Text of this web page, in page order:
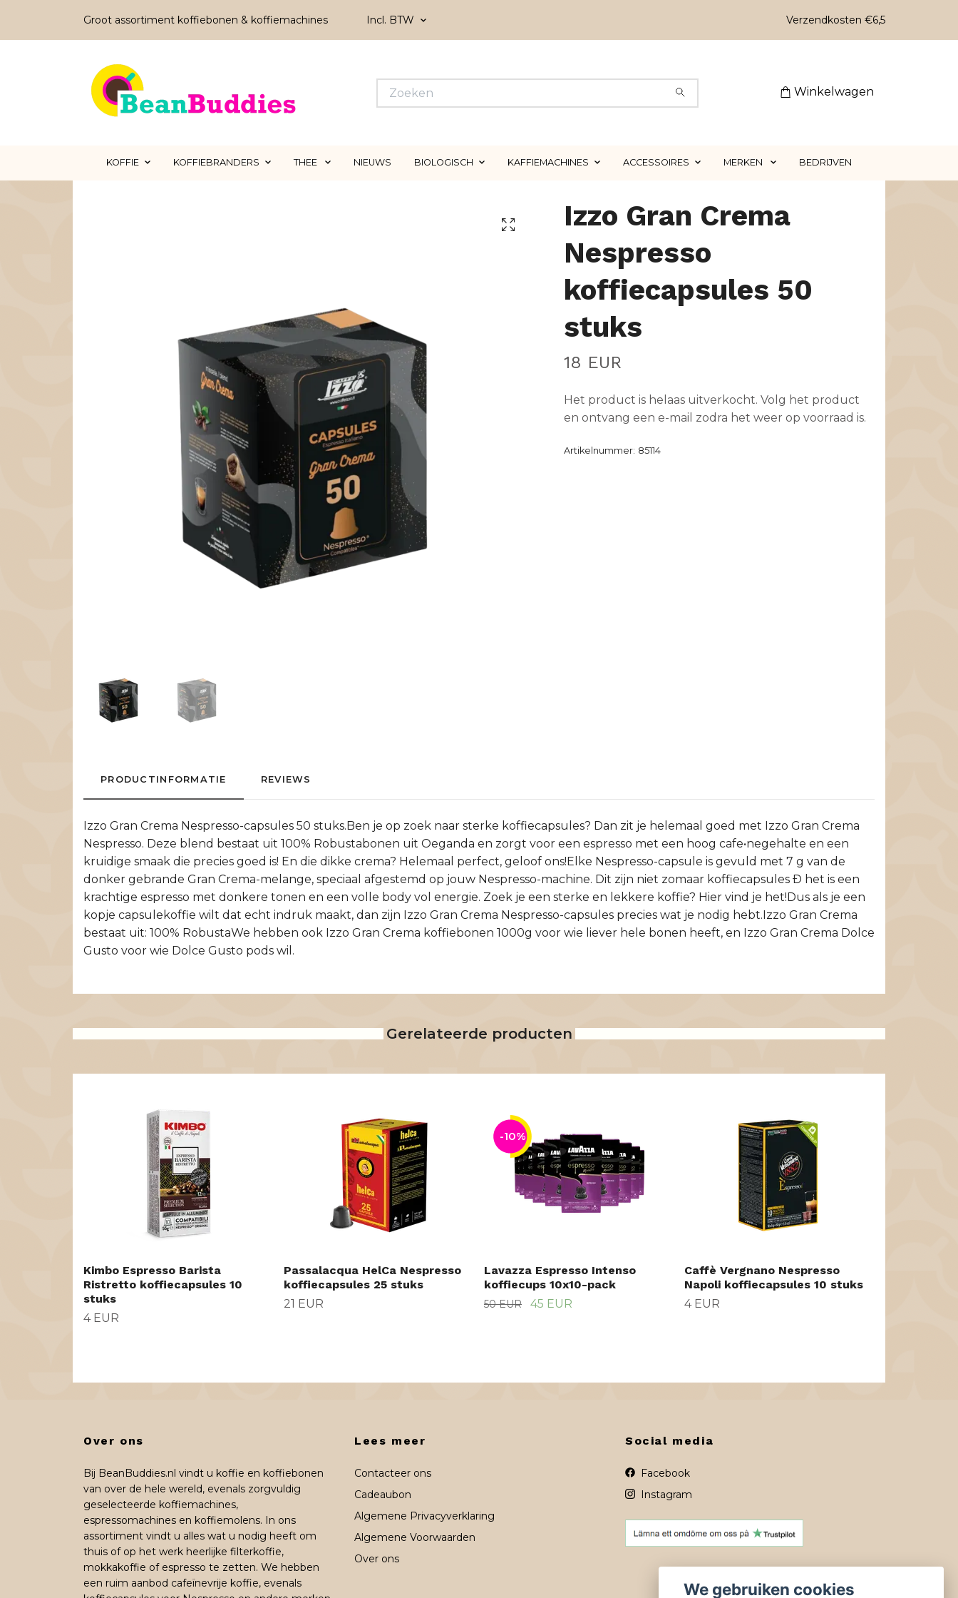
Groot assortiment koffiebonen & koffiemachines Incl. BTW Verzendkosten €6,5
Winkelwagen
KOFFIE KOFFIEBRANDERS THEE NIEUWS BIOLOGISCH KAFFIEMACHINES ACCESSOIRES MERKEN BEDRIJVEN
Izzo Gran Crema
Nespresso
koffiecapsules 50
stuks
18 EUR
Het product is helaas uitverkocht. Volg het product
en ontvang een e-mail zodra het weer op voorraad is.
Artikelnummer: 85114
PRODUCTINFORMATIE REVIEWS
Izzo Gran Crema Nespresso-capsules 50 stuks.Ben je op zoek naar sterke koffiecapsules? Dan zit je helemaal goed met Izzo Gran Crema
Nespresso. Deze blend bestaat uit 100% Robustabonen uit Oeganda en zorgt voor een espresso met een hoog cafe•negehalte en een
kruidige smaak die precies goed is! En die dikke crema? Helemaal perfect, geloof ons!Elke Nespresso-capsule is gevuld met 7 g van de
donker gebrande Gran Crema-melange, speciaal afgestemd op jouw Nespresso-machine. Dit zijn niet zomaar koffiecapsules Ð het is een
krachtige espresso met donkere tonen en een volle body vol energie. Zoek je een sterke en lekkere koffie? Hier vind je het!Dus als je een
kopje capsulekoffie wilt dat echt indruk maakt, dan zijn Izzo Gran Crema Nespresso-capsules precies wat je nodig hebt.Izzo Gran Crema
bestaat uit: 100% RobustaWe hebben ook Izzo Gran Crema koffiebonen 1000g voor wie liever hele bonen heeft, en Izzo Gran Crema Dolce
Gusto voor wie Dolce Gusto pods wil.
Gerelateerde producten
Kimbo Espresso Barista
Ristretto koffiecapsules 10
stuks
4 EUR
Passalacqua HelCa Nespresso
koffiecapsules 25 stuks
21 EUR
-10%
Lavazza Espresso Intenso
koffiecups 10x10-pack
50 EUR 45 EUR
Caffè Vergnano Nespresso
Napoli koffiecapsules 10 stuks
4 EUR
Over ons
Bij BeanBuddies.nl vindt u koffie en koffiebonen
van over de hele wereld, evenals zorgvuldig
geselecteerde koffiemachines,
espressomachines en koffiemolens. In ons
assortiment vindt u alles wat u nodig heeft om
thuis of op het werk heerlijke filterkoffie,
mokkakoffie of espresso te zetten. We hebben
een ruim aanbod cafeïnevrije koffie, evenals
Lees meer
Contacteer ons
Cadeaubon
Algemene Privacyverklaring
Algemene Voorwaarden
Over ons
Social media
Facebook
Instagram
We gebruiken cookies